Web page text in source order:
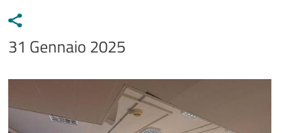
Data notizia
31 Gennaio 2025
Immagine
Image
Testo notizia